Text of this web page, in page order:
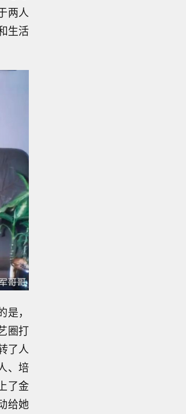
两人
生活
，
圈打
了人
、培
了金
给她